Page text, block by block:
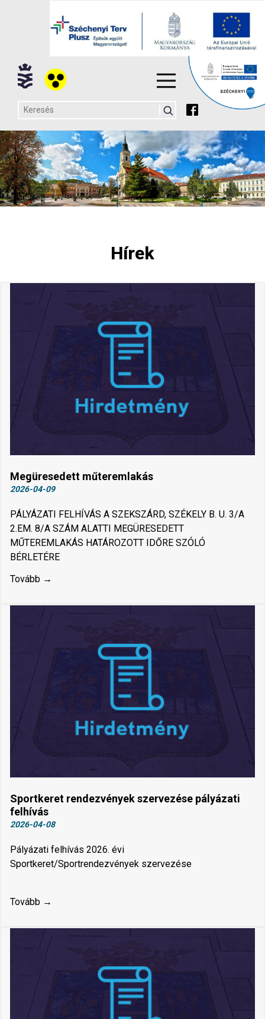
Hírek
Megüresedett műteremlakás
2026-04-09
PÁLYÁZATI FELHÍVÁS A SZEKSZÁRD, SZÉKELY B. U. 3/A
2.EM. 8/A SZÁM ALATTI MEGÜRESEDETT
MŰTEREMLAKÁS HATÁROZOTT IDŐRE SZÓLÓ
BÉRLETÉRE
Tovább →
Sportkeret rendezvények szervezése pályázati
felhívás
2026-04-08
Pályázati felhívás 2026. évi
Sportkeret/Sportrendezvények szervezése
Tovább →